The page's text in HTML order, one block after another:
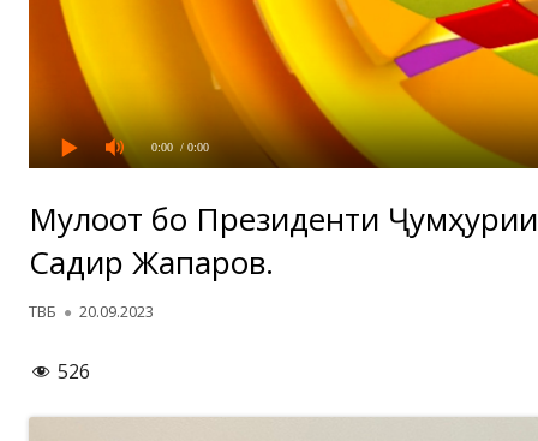
0:00 / 0:00
Мулоқот бо Президенти
Садир Жапаров.
Автор
ТВБ Опубликовано
20.09.2023
526